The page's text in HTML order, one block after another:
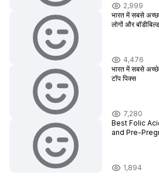
2,999
भारत में सबसे
लोगों और
4,476
भारत में सबसे अच्छे
टॉप पिक्स
7,280
Best Folic
and Pre-
1,894